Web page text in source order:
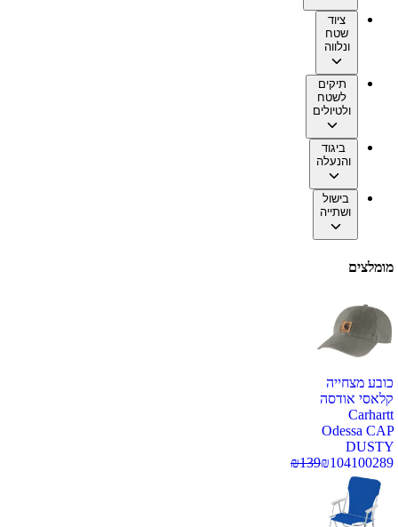
ציוד
שטח
ונלווה
תיקים
לשטח
ולטיולים
ביגוד
והנעלה
בישול
ושתייה
מומלצים
כובע מצחייה
קלאסי אודסה
Carhartt
Odessa CAP
DUSTY
100289
₪104
₪139